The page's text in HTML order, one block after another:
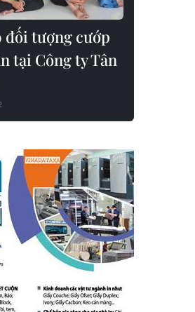
đối tượng cướp
tại Công ty Tân